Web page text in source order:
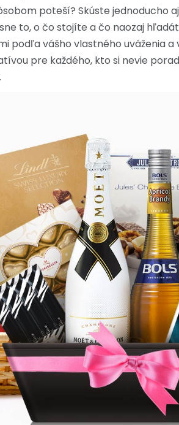
poteší? Skúste jednoducho
to, o čo stojíte a čo naozaj
podľa vášho vlastného uváženia
pre každého, kto si nevie